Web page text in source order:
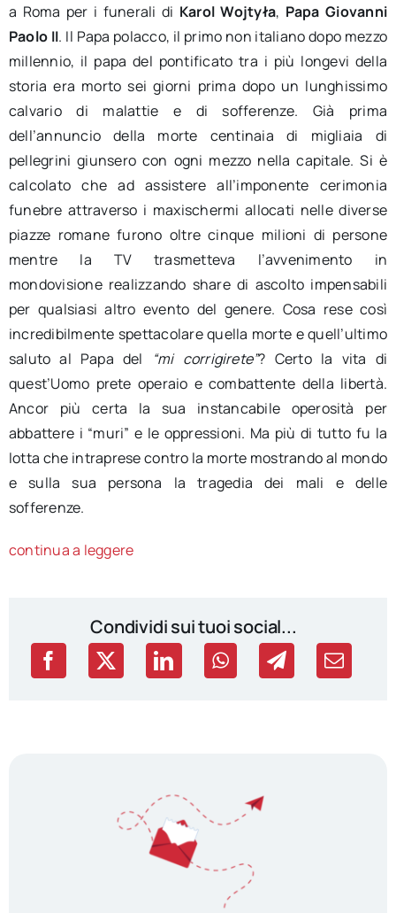
a Roma per i funerali di Karol Wojtyła, Papa Giovanni
Paolo II. Il Papa polacco, il primo non italiano dopo mezzo
millennio, il papa del pontificato tra i più longevi della
storia era morto sei giorni prima dopo un lunghissimo
calvario di malattie e di sofferenze. Già prima
dell’annuncio della morte centinaia di migliaia di
pellegrini giunsero con ogni mezzo nella capitale. Si è
calcolato che ad assistere all’imponente cerimonia
funebre attraverso i maxischermi allocati nelle diverse
piazze romane furono oltre cinque milioni di persone
mentre la TV trasmetteva l’avvenimento in
mondovisione realizzando share di ascolto impensabili
per qualsiasi altro evento del genere. Cosa rese così
incredibilmente spettacolare quella morte e quell’ultimo
saluto al Papa del “mi corrigirete”? Certo la vita di
quest’Uomo prete operaio e combattente della libertà.
Ancor più certa la sua instancabile operosità per
abbattere i “muri” e le oppressioni. Ma più di tutto fu la
lotta che intraprese contro la morte mostrando al mondo
e sulla sua persona la tragedia dei mali e delle
sofferenze.
continua a leggere
Condividi sui tuoi social...